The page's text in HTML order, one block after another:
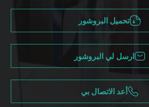
تحميل البروشور
ارسل لي البروشور
أعد الاتصال بي